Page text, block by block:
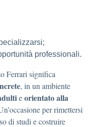
professionali.
Ferrari significa
, in un ambiente
eorientato alla
per rimettersi
di studi e costruire